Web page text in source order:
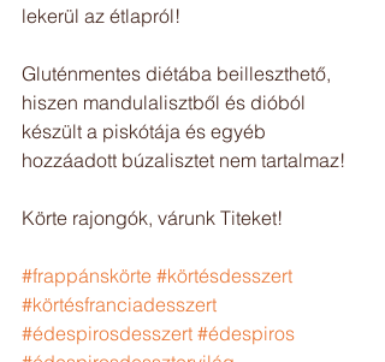
lekerül az étlapról!
Gluténmentes diétába beilleszthető,
hiszen mandulalisztből és dióból
készült a piskótája és egyéb
hozzáadott búzalisztet nem tartalmaz!
Körte rajongók, várunk Titeket!
#frappánskörte #körtésdesszert
#körtésfranciadesszert
#édespirosdesszert #édespiros